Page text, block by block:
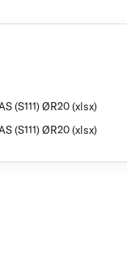
(S111) ØR20 (xlsx)
(S111) ØR20 (xlsx)